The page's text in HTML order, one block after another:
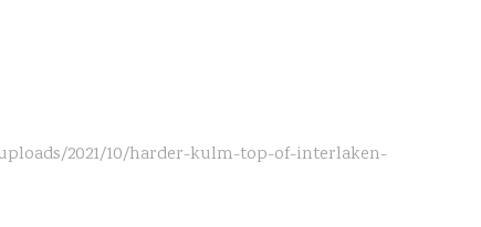
2021/10/harder-kulm-top-of-interlaken-